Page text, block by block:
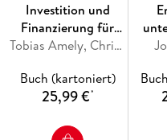
Investition und
Finanzierung für
Dummies
Tobias Amely, Christine Immenkötter
Buch (kartoniert)
25,99 €*